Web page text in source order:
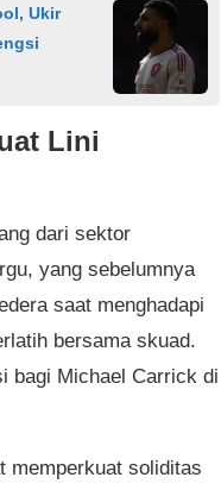
Ukir
Lini
dari sektor
yang sebelumnya
saat menghadapi
bersama skuad.
bagi Michael Carrick di
memperkuat soliditas